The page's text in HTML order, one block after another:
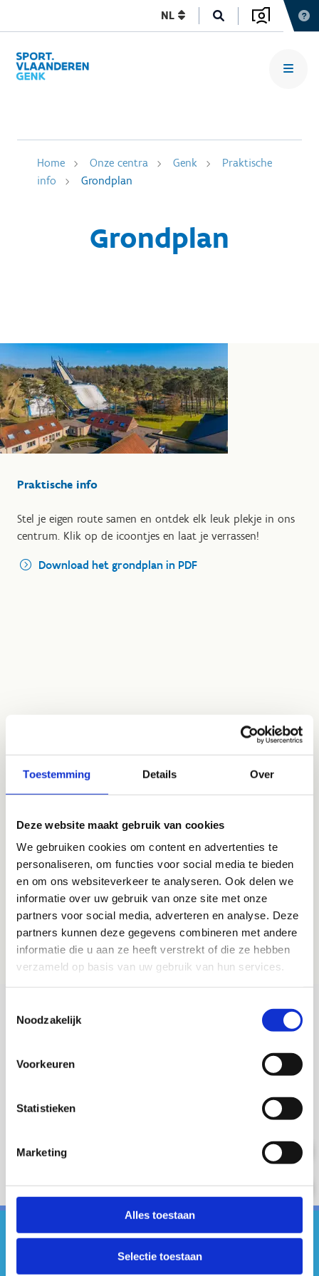
Toestemming Details Over
Deze website maakt gebruik van cookies
We gebruiken cookies om content en advertenties te
personaliseren, om functies voor social media te bieden
en om ons websiteverkeer te analyseren. Ook delen we
informatie over uw gebruik van onze site met onze
partners voor social media, adverteren en analyse. Deze
partners kunnen deze gegevens combineren met andere
informatie die u aan ze heeft verstrekt of die ze hebben
verzameld op basis van uw gebruik van hun services.
Noodzakelijk
Voorkeuren
Statistieken
Marketing
Alles toestaan
Selectie toestaan
NL
Home Onze centra Genk
Praktische
info
Grondplan
Grondplan
Praktische info
Stel je eigen route samen en ontdek elk leuk plekje in ons
centrum. Klik op de icoontjes en laat je verrassen!
Download het grondplan in PDF
+
-
#sportersbelevenmeer